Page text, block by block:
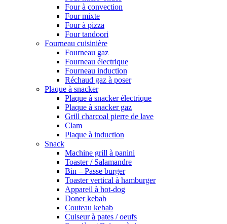
Four à convection
Four mixte
Four à pizza
Four tandoori
Fourneau cuisinière
Fourneau gaz
Fourneau électrique
Fourneau induction
Réchaud gaz à poser
Plaque à snacker
Plaque à snacker électrique
Plaque à snacker gaz
Grill charcoal pierre de lave
Clam
Plaque à induction
Snack
Machine grill à panini
Toaster / Salamandre
Bin – Passe burger
Toaster vertical à hamburger
Appareil à hot-dog
Doner kebab
Couteau kebab
Cuiseur à pates / oeufs